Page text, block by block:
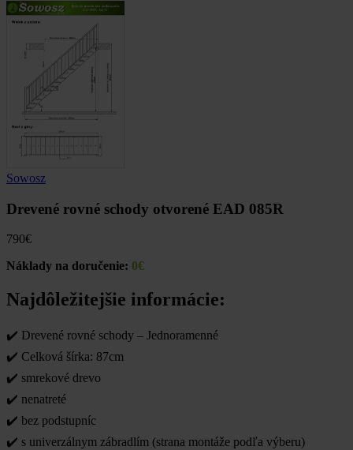
Sowosz
Drevené rovné schody otvorené EAD 085R
790€
Náklady na doručenie: 0€
Najdôležitejšie informácie:
✔️ Drevené rovné schody – Jednoramenné
✔️ Celková šírka: 87cm
✔️ smrekové drevo
✔️ nenatreté
✔️ bez podstupníc
✔️ s univerzálnym zábradlím (strana montáže podľa výberu)